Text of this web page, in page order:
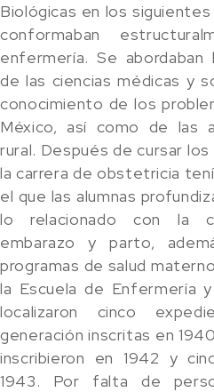
Biológicas en los
conformaban
enfermería. Se
de las ciencias médicas y
conocimiento de los
México, así como de las
rural. Después de cursar
la carrera de obstetricia
el que las alumnas
lo relacionado con la
embarazo y parto,
programas de salud
la Escuela de Enfermería
localizaron cinco
generación inscritas en
inscribieron en 1942 y
1943. Por falta de